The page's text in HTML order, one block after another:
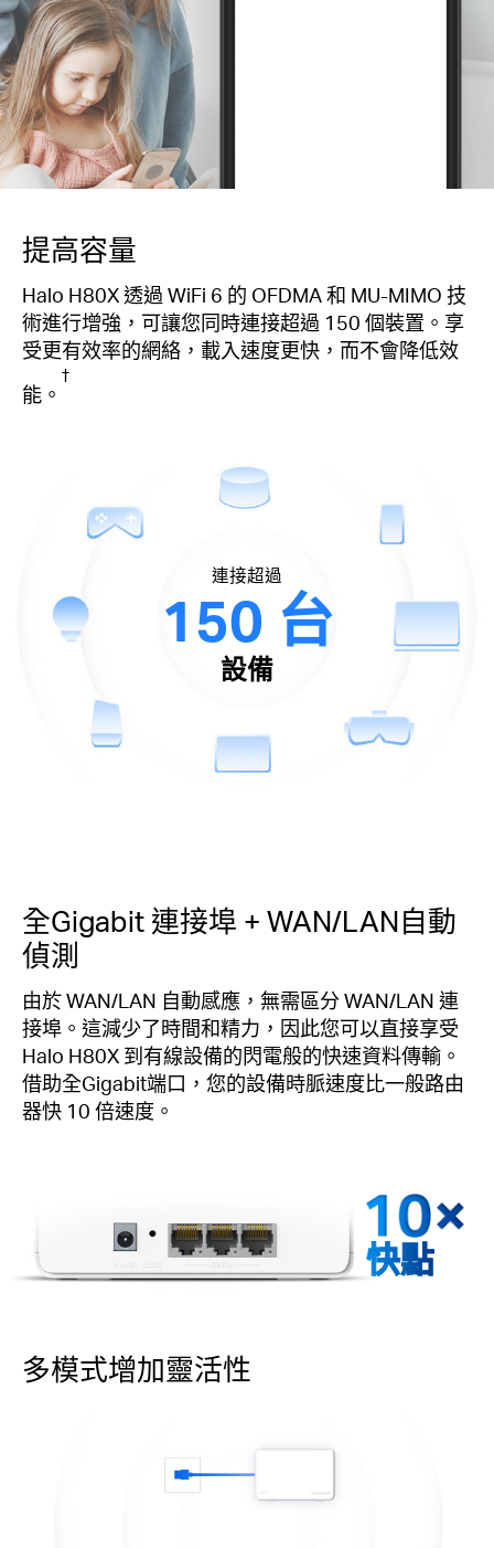
提高容量
Halo H80X 透過 WiFi 6 的 OFDMA 和 MU-MIMO 技
術進行增強，可讓您同時連接超過 150 個裝置。享
受更有效率的網絡，載入速度更快，而不會降低效
能。
†
連接超過
150 台
設備
全Gigabit 連接埠 + WAN/LAN自動
偵測
由於 WAN/LAN 自動感應，無需區分 WAN/LAN 連
接埠。這減少了時間和精力，因此您可以直接享受
Halo H80X 到有線設備的閃電般的快速資料傳輸。
借助全Gigabit端口，您的設備時脈速度比一般路由
器快 10 倍速度。
快點
多模式增加靈活性